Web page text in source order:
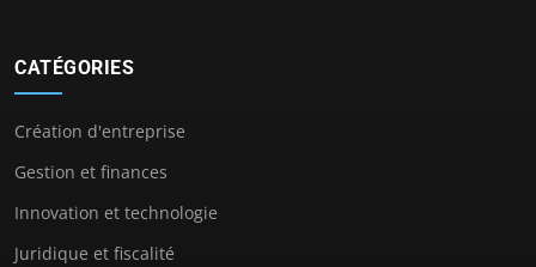
CATÉGORIES
Création d'entreprise
Gestion et finances
Innovation et technologie
Juridique et fiscalité